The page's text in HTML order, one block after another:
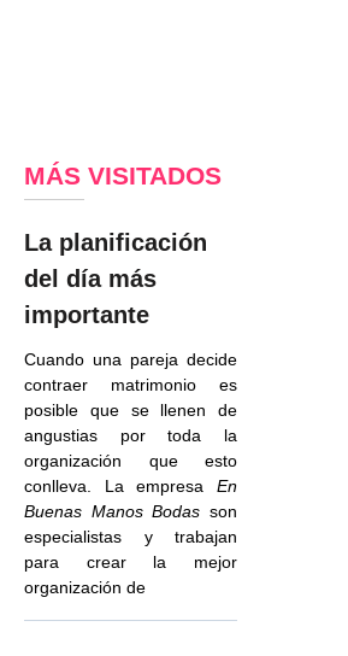
MÁS VISITADOS
La planificación
del día más
importante
Cuando una pareja decide
contraer matrimonio es
posible que se llenen de
angustias por toda la
organización que esto
conlleva. La empresa En
Buenas Manos Bodas son
especialistas y trabajan
para crear la mejor
organización de